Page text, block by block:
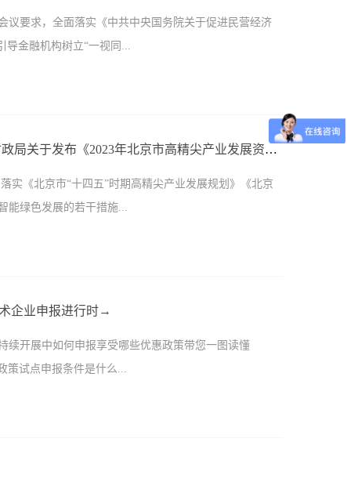
010-88656259附件：北京市认定机构2023年认定报备
术企业认定管理工作领导小组办公室2023年11月30日
议要求，全面落实《中共中央国务院关于促进民营经济
导金融机构树立“一视同...
中国人民银行、金融监管总局、中国证监会、国家外汇
部、全国工商联等八部门联合印发《关于强化金融支持
总量上，通过制定民营企业年度服务目标、提高服务民
民营企业的金融支持力度，逐步提升民营企业贷款占
色低碳、产业基础再造工程等重点领域以及民营中小
贷、抽贷、断贷，同时抓好促发展和防风险。优化民
业债券，加大对民营企业债券投资力度。支持民营企
、股权投资基金对民营企业的支持服务...
通知 | 北京市经济和信息化局 北京市财政局关于发布《2023年北京市高精尖产业发展资金实施指南（第三批）》
实《北京市“十四五”时期高精尖产业发展规划》《北京
能绿色发展的若干措施...
落地，提升资金执行效率，根据《北京市高精尖产业发
持符合《北京市机器人产业创新发展行动方案（2023
区实现首次试用，单台（套）产品奖励不超过50万
品商业化定型后优先推荐纳入市级重大装备首台（套）
企业申报进行时→
续开展中如何申报享受哪些优惠政策带您一图读懂
策试点申报条件是什么...